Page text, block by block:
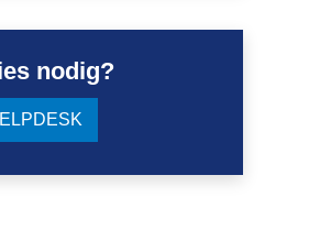
nodig?